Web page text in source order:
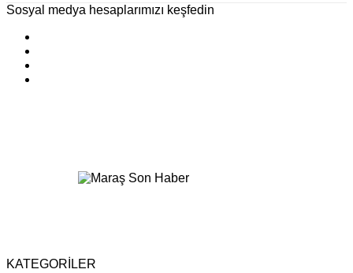
Sosyal medya hesaplarımızı keşfedin
KATEGORİLER